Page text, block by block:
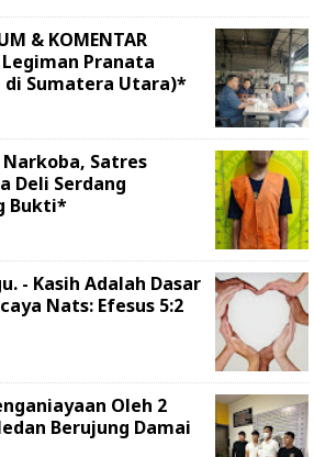
& KOMENTAR
Pranata
di Sumatera Utara)*
Satres
Deli Serdang
Bukti*
- Kasih Adalah Dasar
Nats: Efesus 5:2
Oleh 2
Berujung Damai